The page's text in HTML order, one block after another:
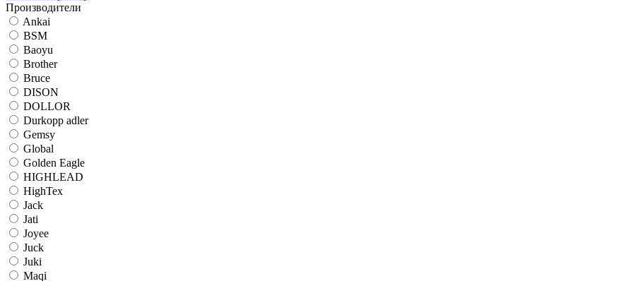
Производители
Ankai
BSM
Baoyu
Brother
Bruce
DISON
DOLLOR
Durkopp adler
Gemsy
Global
Golden Eagle
HIGHLEAD
HighTex
Jack
Jati
Joyee
Juck
Juki
Maqi